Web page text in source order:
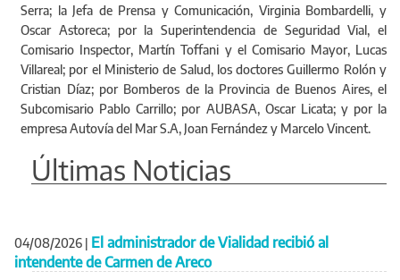
Serra; la Jefa de Prensa y Comunicación, Virginia Bombardelli, y
Oscar Astoreca; por la Superintendencia de Seguridad Vial, el
Comisario Inspector, Martín Toffani y el Comisario Mayor, Lucas
Villareal; por el Ministerio de Salud, los doctores Guillermo Rolón y
Cristian Díaz; por Bomberos de la Provincia de Buenos Aires, el
Subcomisario Pablo Carrillo; por AUBASA, Oscar Licata; y por la
empresa Autovía del Mar S.A, Joan Fernández y Marcelo Vincent.
Últimas Noticias
04/08/2026 | El administrador de Vialidad recibió al
intendente de Carmen de Areco